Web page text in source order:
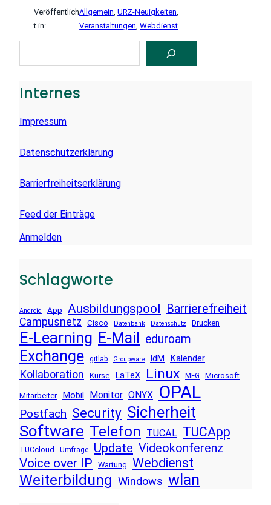
Veröffentlich
t in:
Allgemein , URZ-Neuigkeiten
Veranstaltungen , Webdienst
C
Internes
Impressum
Datenschutzerklärung
Barrierfreiheitserklärung
Feed der Einträge
Anmelden
Schlagworte
Android App Ausbildungspool Barrierefreiheit
Campusnetz Cisco Datenbank Datenschutz Drucken
E-Learning E-Mail eduroam
Exchange gitlab Groupware IdM Kalender
Kollaboration Kurse LaTeX Linux MFG Microsoft
Mitarbeiter Mobil Monitor ONYX OPAL
Postfach Security Sicherheit
Software Telefon TUCAL TUCApp
TUCcloud Umfrage Update Videokonferenz
Voice over IP Wartung Webdienst
Weiterbildung Windows wlan